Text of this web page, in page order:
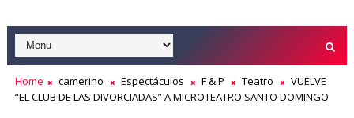
Home camerino Espectáculos F & P Teatro
VUELVE
“EL CLUB DE LAS DIVORCIADAS” A MICROTEATRO SANTO DOMINGO